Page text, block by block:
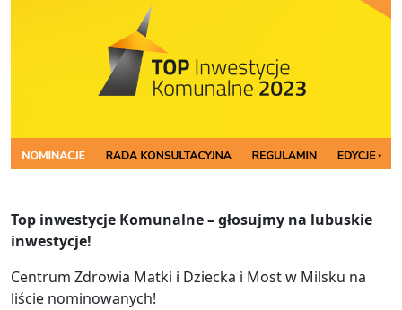
Top inwestycje Komunalne – głosujmy na lubuskie
inwestycje!
Centrum Zdrowia Matki i Dziecka i Most w Milsku na
liście nominowanych!